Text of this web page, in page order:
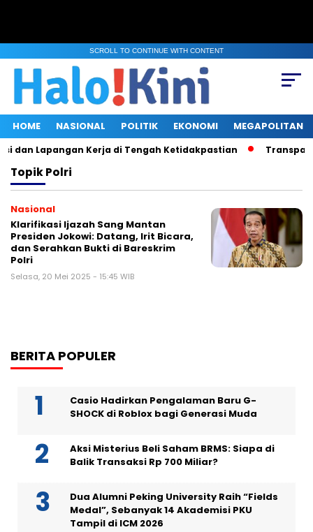
SCROLL TO CONTINUE WITH CONTENT
HOME NASIONAL POLITIK EKONOMI MEGAPOLITAN
dan Lapangan Kerja di Tengah Ketidakpastian
TopikPolri
Nasional
Klarifikasi Ijazah Sang Mantan
Presiden Jokowi: Datang, Irit Bicara,
dan Serahkan Bukti di Bareskrim
Polri
Selasa, 20 Mei 2025 - 15:45 WIB
BERITA POPULER
Casio Hadirkan Pengalaman Baru G-
SHOCK di Roblox bagi Generasi Muda
Aksi Misterius Beli Saham BRMS: Siapa di
Balik Transaksi Rp 700 Miliar?
Dua Alumni Peking University Raih “Fields
Medal”, Sebanyak 14 Akademisi PKU
Tampil di ICM 2026